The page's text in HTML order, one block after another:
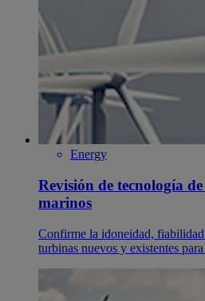
Energy
Revisión de tecnología
marinos
Confirme la idoneidad,
turbinas nuevos y existentes